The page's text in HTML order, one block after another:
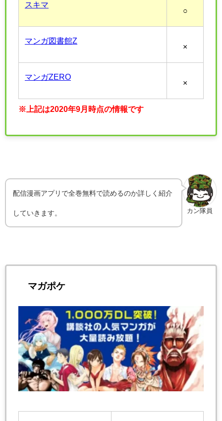
スキマ
○
マンガ図書館Z
×
マンガZERO
×
※上記は2020年9月時点の情報です
カン隊員
配信漫画アプリで全巻無料で読めるのか詳しく紹介
していきます。
マガポケ